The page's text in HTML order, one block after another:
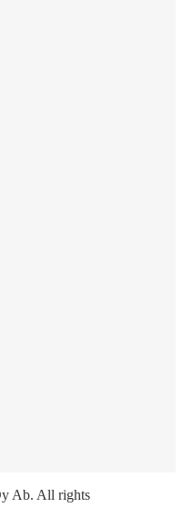
Ab. All rights